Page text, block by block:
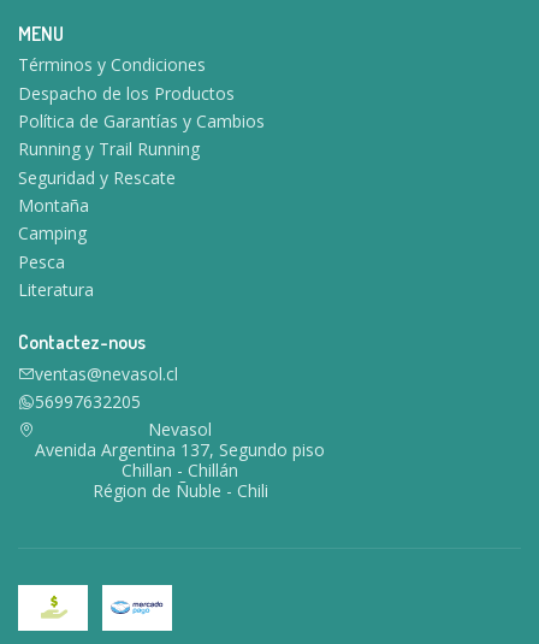
MENU
Términos y Condiciones
Despacho de los Productos
Política de Garantías y Cambios
Running y Trail Running
Seguridad y Rescate
Montaña
Camping
Pesca
Literatura
Contactez-nous
ventas@nevasol.cl
56997632205
Nevasol
Avenida Argentina 137, Segundo piso
Chillan - Chillán
Région de Ñuble - Chili